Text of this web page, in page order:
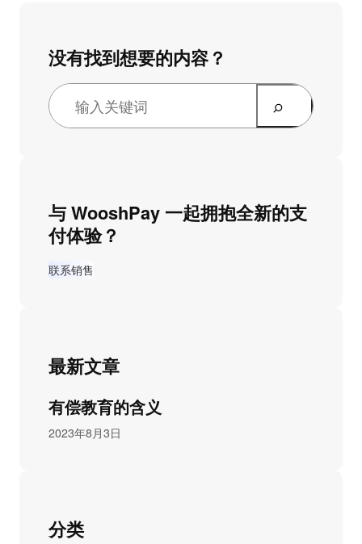
没有找到想要的内容？
与 WooshPay 一起拥抱全新的支
付体验？
联系销售
最新文章
有偿教育的含义
2023年8月3日
分类